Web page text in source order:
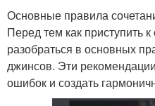
Основные правила
Перед тем как приступить
разобраться в основных
джинсов. Эти
ошибок и создать